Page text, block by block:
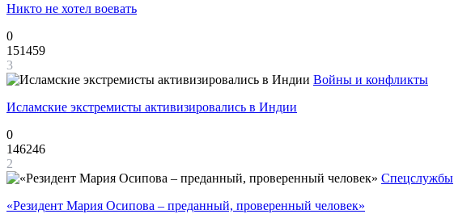
Никто не хотел воевать
0
151459
3
Войны и конфликты
Исламские экстремисты активизировались в Индии
0
146246
2
Спецслужбы
«Резидент Мария Осипова – преданный, проверенный человек»